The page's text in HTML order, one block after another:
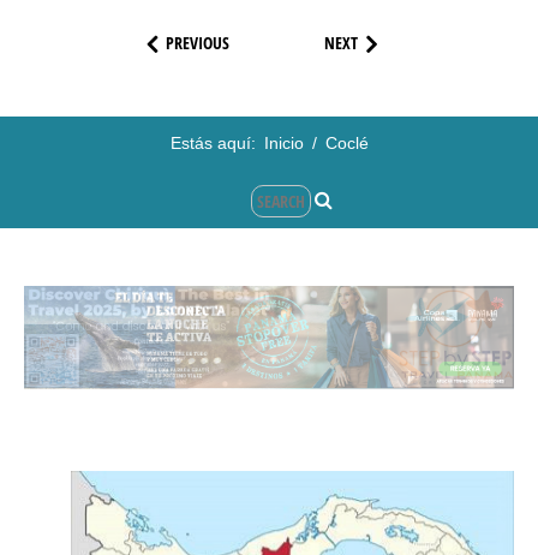
PREVIOUS NEXT
Estás aquí: Inicio / Coclé